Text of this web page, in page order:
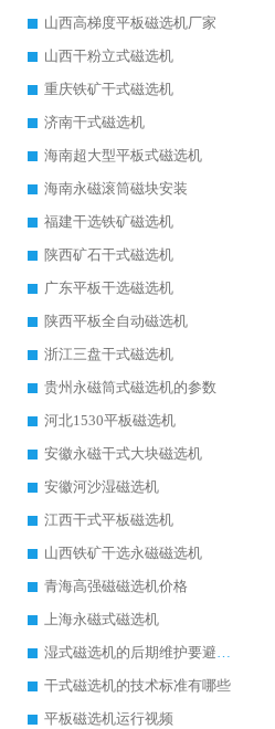
山西高梯度平板磁选机厂家
山西干粉立式磁选机
重庆铁矿干式磁选机
济南干式磁选机
海南超大型平板式磁选机
海南永磁滚筒磁块安装
福建干选铁矿磁选机
陕西矿石干式磁选机
广东平板干选磁选机
陕西平板全自动磁选机
浙江三盘干式磁选机
贵州永磁筒式磁选机的参数
河北1530平板磁选机
安徽永磁干式大块磁选机
安徽河沙湿磁选机
江西干式平板磁选机
山西铁矿干选永磁磁选机
青海高强磁磁选机价格
上海永磁式磁选机
湿式磁选机的后期维护要避开哪些坑
干式磁选机的技术标准有哪些
平板磁选机运行视频